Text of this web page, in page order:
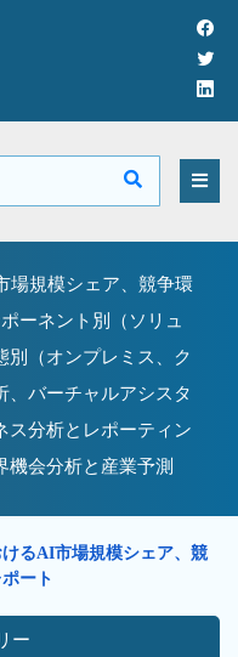
場規模シェア、競争環
ーネント別（ソリュ
別（オンプレミス、ク
、バーチャルアシスタ
ス分析とレポーティン
機会分析と産業予測
るAI市場規模シェア、競
ート
ー